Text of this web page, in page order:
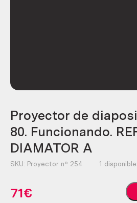
Proyector de
80. Funcionando.
DIAMATOR A
SKU: Proyector nº 254 1
71€
de